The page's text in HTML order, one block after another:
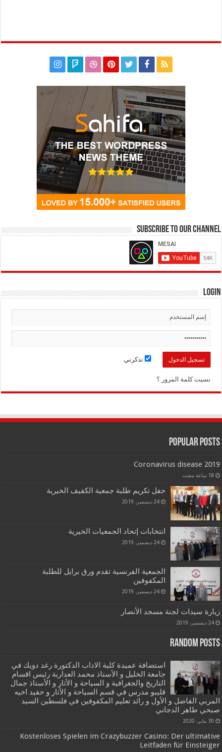
Subscribe to our Channel
Login
تذكرني
نسيت كلمة المرور ؟
Popular Posts
Coronavirus disease 2019
حفل تكريم طلبة جمعية الكفيف الخيرية
24 ديسمبر، 2019
انتخابات إتحاد الجمعيات الخيرية
24 ديسمبر، 2019
الجمعية الفرنسية تقدم ورق برايل للطلبة
المكفوفين
24 ديسمبر، 2019
زيارة سيدات لجنة مسجد الأنصار
24 ديسمبر، 2019
Random Posts
استضافة عميدة كلية الاداب الدكتورة رغد دويك في
جامعة الخليل و الأستاذ محمد العداربة رئيس اقسام
التاريخ والجغرافية و السياحة و الأثار و الأستاذ جمال
قليبو مدرس في قسم السياحة و الأثار و حفيد اخيه
المربي الفاضل و الأول و رائد تعليم المكفوفين في فلسطين السيد
صبحي طاهر الدجاني
30 يناير، 2020
Kostenloses Spielen im Crazybuzzer Casino: Der ultimative
Leitfaden für Einsteiger